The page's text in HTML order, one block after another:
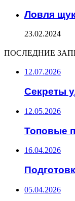
Ловля
23.02.2024
ПОСЛЕДНИЕ
12.07.2026
Секреты
12.05.2026
Топовые
16.04.2026
05.04.2026